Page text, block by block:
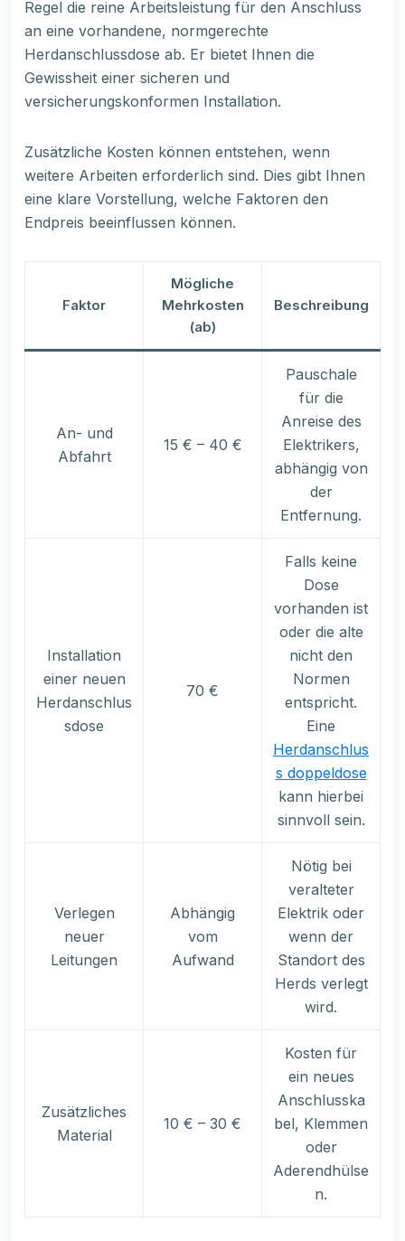
Regel die reine Arbeitsleistung für den Anschluss
an eine vorhandene, normgerechte
Herdanschlussdose ab. Er bietet Ihnen die
Gewissheit einer sicheren und
versicherungskonformen Installation.
Zusätzliche Kosten können entstehen, wenn
weitere Arbeiten erforderlich sind. Dies gibt Ihnen
eine klare Vorstellung, welche Faktoren den
Endpreis beeinflussen können.
Faktor
Mögliche
Mehrkosten
(ab)
Beschreibung
An- und
Abfahrt
15 € – 40 €
Pauschale
für die
Anreise des
Elektrikers,
abhängig von
der
Entfernung.
Installation
einer neuen
Herdanschlus
sdose
70 €
Falls keine
Dose
vorhanden ist
oder die alte
nicht den
Normen
entspricht.
Eine
Herdanschlus
s doppeldose
kann hierbei
sinnvoll sein.
Verlegen
neuer
Leitungen
Abhängig
vom
Aufwand
Nötig bei
veralteter
Elektrik oder
wenn der
Standort des
Herds verlegt
wird.
Zusätzliches
Material
10 € – 30 €
Kosten für
ein neues
Anschlusska
bel, Klemmen
oder
Aderendhülse
n.